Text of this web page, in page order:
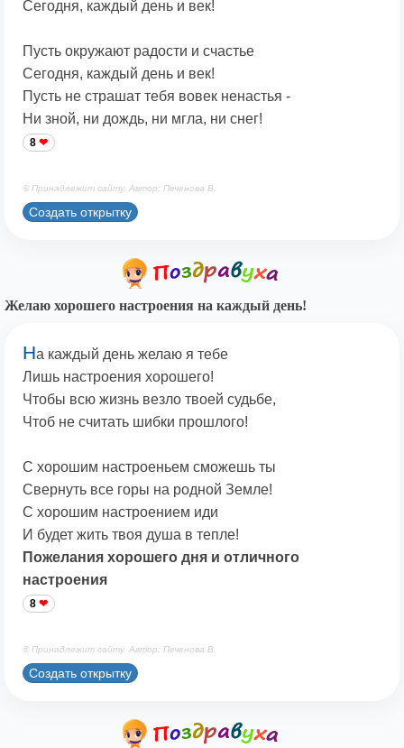
Сегодня, каждый день и век!
Пусть окружают радости и счастье
Сегодня, каждый день и век!
Пусть не страшат тебя вовек ненастья -
Ни зной, ни дождь, ни мгла, ни снег!
8
© Принадлежит сайту. Автор: Печенова В.
Создать открытку
Желаю хорошего настроения на каждый день!
На каждый день желаю я тебе
Лишь настроения хорошего!
Чтобы всю жизнь везло твоей судьбе,
Чтоб не считать шибки прошлого!
С хорошим настроеньем сможешь ты
Свернуть все горы на родной Земле!
С хорошим настроением иди
И будет жить твоя душа в тепле!
Пожелания хорошего дня и отличного
настроения
8
© Принадлежит сайту. Автор: Печенова В.
Создать открытку